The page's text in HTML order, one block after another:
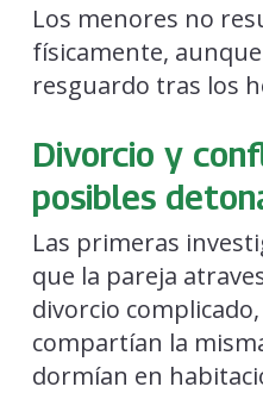
Los menores no
físicamente,
resguardo tras los
Divorcio y
posibles
Las primeras
que la pareja
divorcio
compartían la
dormían en